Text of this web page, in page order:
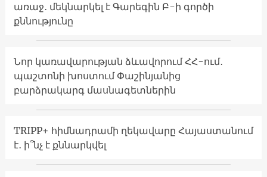
առաջ․ մեկնարկել է Գարեգին Բ-ի գործի
քննությունը
Նոր կառավարության ձևավորում ՀՀ-ում․
պաշտոնի խոստում Փաշինյանից
բարձրակարգ մասնագետներին
TRIPP+ հիմնադրամի ղեկավարը Հայաստանում
է․ ի՞նչ է քննարկվել